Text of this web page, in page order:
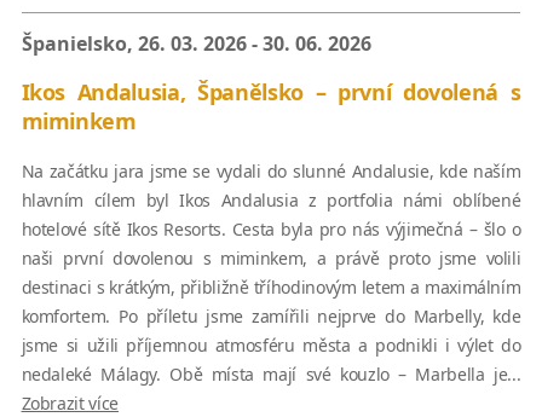
Španielsko, 26. 03. 2026 - 30. 06. 2026
Ikos Andalusia, Španělsko – první dovolená s
miminkem
Na začátku jara jsme se vydali do slunné Andalusie, kde naším
hlavním cílem byl Ikos Andalusia z portfolia námi oblíbené
hotelové sítě Ikos Resorts. Cesta byla pro nás výjimečná – šlo o
naši první dovolenou s miminkem, a právě proto jsme volili
destinaci s krátkým, přibližně tříhodinovým letem a maximálním
komfortem. Po příletu jsme zamířili nejprve do Marbelly, kde
jsme si užili příjemnou atmosféru města a podnikli i výlet do
nedaleké Málagy. Obě místa mají své kouzlo – Marbella je...
Zobrazit více